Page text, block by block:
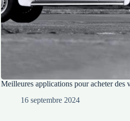
Meilleures applications pour acheter des
16 septembre 2024